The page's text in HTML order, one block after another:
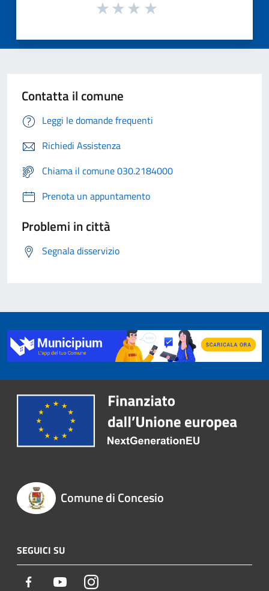
Contatta il comune
Leggi le domande frequenti
Richiedi Assistenza
Chiama il comune 030.2184000
Prenota un appuntamento
Problemi in città
Segnala disservizio
Comune di Concesio
SEGUICI SU
Facebook YoutubeInstagram